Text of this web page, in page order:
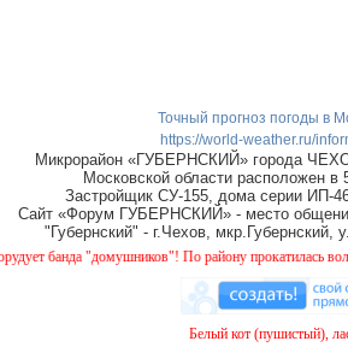
Точный прогноз погоды в
https://world-weather.ru/
Микрорайон «ГУБЕРНСКИЙ» города
Московской области расположен
Застройщик СУ-155, дома серии ИП-
Сайт «Форум ГУБЕРНСКИЙ» - место
"Губернский" - г.Чехов, мкр.Губернский,
банда "домушников"! По району прокатилась волна
Белый кот (пушистый),